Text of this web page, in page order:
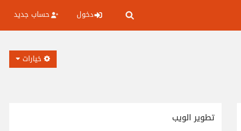
دخول حساب جديد
خيارات
تطوير الويب